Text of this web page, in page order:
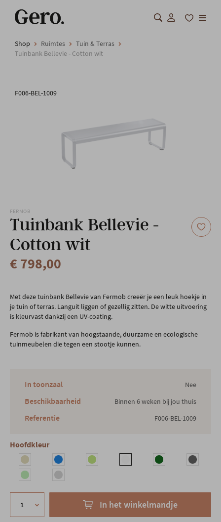
Shop
Shop Ruimtes
Tuin & Terras
Tuinbank Bellevie - Cotton wit
F006-BEL-1009
FERMOB
Tuinbank Bellevie -
Cotton wit
€ 798,00
Met deze tuinbank Bellevie van Fermob creeër je een leuk hoekje in
je tuin of terras. Languit liggen of gezellig zitten. De witte uitvoering
is kleurvast dankzij een UV-coating.
Fermob is fabrikant van hoogstaande, duurzame en ecologische
tuinmeubelen die tegen een stootje kunnen.
In toonzaal Nee
Beschikbaarheid Binnen 6 weken bij jou thuis
Referentie F006-BEL-1009
Hoofdkleur
In het winkelmandje